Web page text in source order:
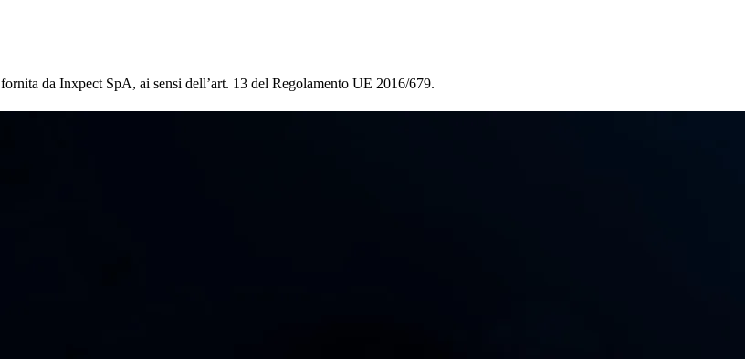
fornita da Inxpect SpA, ai sensi dell’art. 13 del Regolamento UE 2016/679.